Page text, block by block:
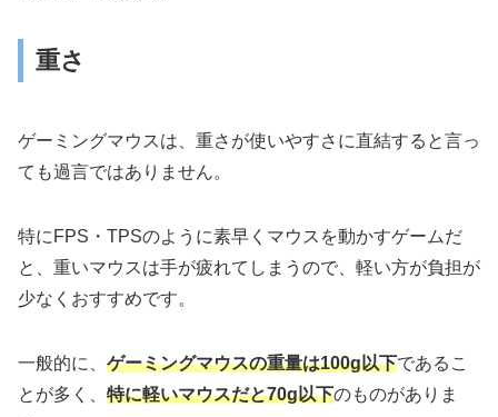
重さ
ゲーミングマウスは、重さが使いやすさに直結すると言っ
ても過言ではありません。
特にFPS・TPSのように素早くマウスを動かすゲームだ
と、重いマウスは手が疲れてしまうので、軽い方が負担が
少なくおすすめです。
一般的に、 ゲーミングマウスの重量は100g以下であるこ
とが多く、 特に軽いマウスだと70g以下のものがありま